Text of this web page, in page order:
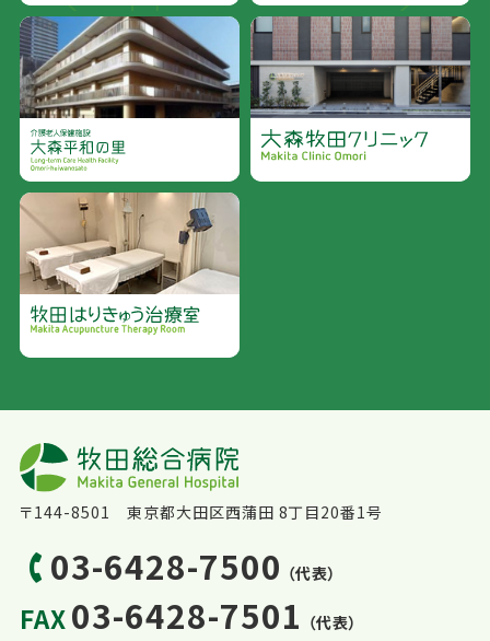
〒144-8501 東京都大田区西蒲田 8丁目20番1号
03-6428-7500 （代表）
FAX03-6428-7501 （代表）